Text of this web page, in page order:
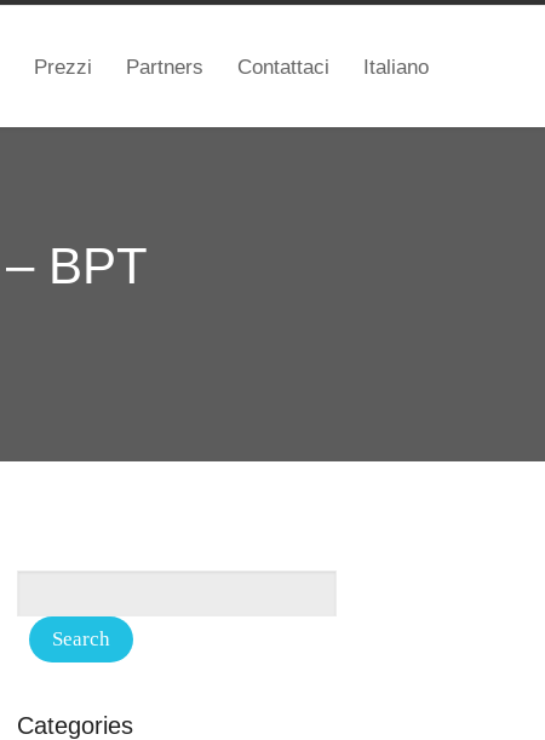
Prezzi Partners Contattaci Italiano
BPT
Categories